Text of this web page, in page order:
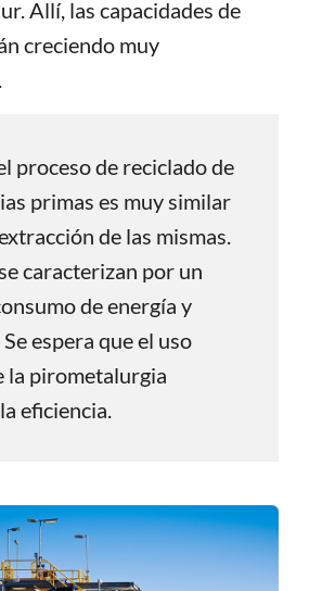
Allí, las capacidades de
creciendo muy
proceso de reciclado de
primas es muy similar
de las mismas.
caracterizan por un
de energía y
espera que el uso
la pirometalurgia
eficiencia.